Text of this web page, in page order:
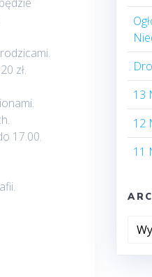
zł.
17.00.
13
12
11